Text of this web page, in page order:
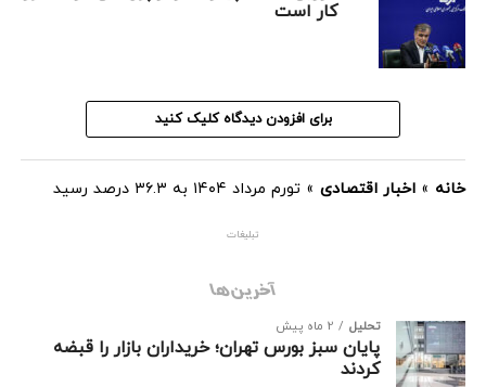
نسبت به ماه قبل افزایش یافته است.
کار است
برای افزودن دیدگاه کلیک کنید
خانه » اخبار اقتصادی » تورم مرداد ۱۴۰۴ به ۳۶.۳ درصد رسید
تبلیغات
آخرین‌ها
تحلیل 2 ماه پیش
پایان سبز بورس تهران؛ خریداران بازار را قبضه
کردند